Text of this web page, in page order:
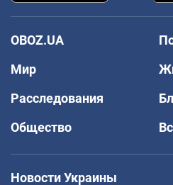
OBOZ.UA
Мир
Расследования
Общество
Новости Украины